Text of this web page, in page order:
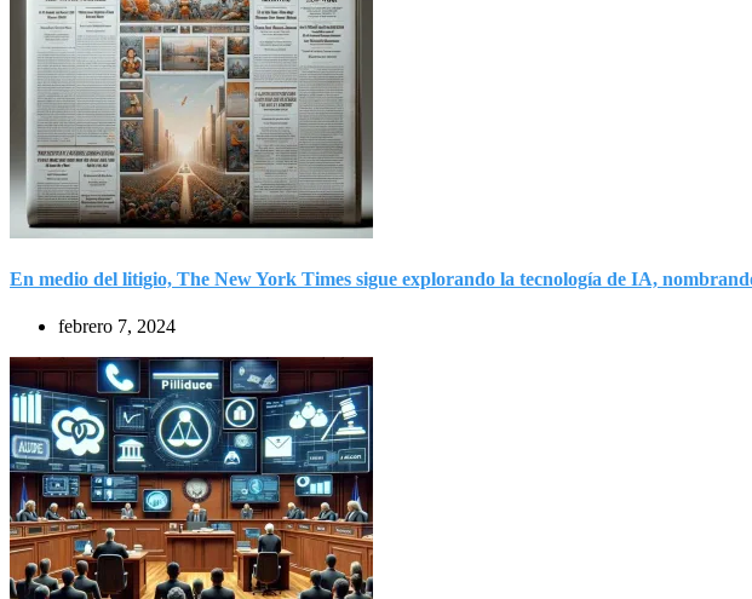
En medio del litigio, The New York Times sigue explorando la tecnología de IA,
febrero 7, 2024